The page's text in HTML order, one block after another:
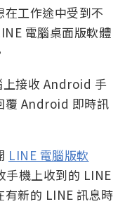
工作途中受到不
電腦桌面版軟體
上接收 Android 手
覆 Android 即時訊
LINE 電腦版軟
機上收到的 LINE
新的 LINE 訊息時